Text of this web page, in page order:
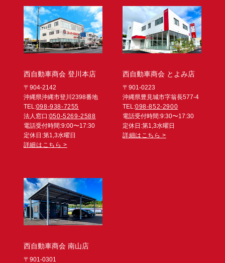
西自動車商会 登川本店
〒904-2142
沖縄県沖縄市登川2398番地
TEL:098-938-7255
法人窓口:050-5269-2588
電話受付時間:9:00〜17:30
定休日:第1,3水曜日
詳細はこちら >
西自動車商会 とよみ店
〒901-0223
沖縄県豊見城市字翁長577-4
TEL:098-852-2900
電話受付時間:9:30〜17:30
定休日:第1,3水曜日
詳細はこちら >
西自動車商会 南山店
〒901-0301